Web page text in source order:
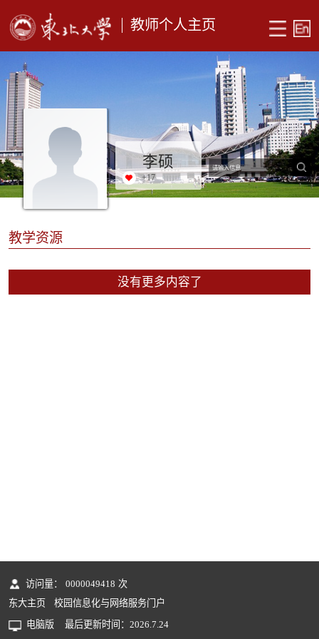
教师个人主页
李硕
+17
教学资源
没有更多内容了
访问量： 0000049418 次
东大主页
校园信息化与网络服务门户
电脑版
最后更新时间： 2026 7 24